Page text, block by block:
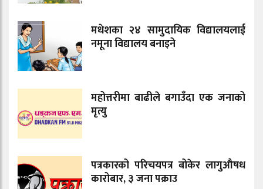
मधेशका २४ सामुदायिक विद्यालयलाई
नमूना विद्यालय बनाइने
महोत्तरीमा बाढीले बगाउँदा एक जनाको
मृत्यु
पत्रकारको परिचयपत्र बोकेर लागुऔषध
कारोबार, ३ जना पक्राउ